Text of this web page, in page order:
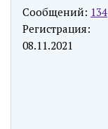
Сообщений: 134
Регистрация:
08.11.2021